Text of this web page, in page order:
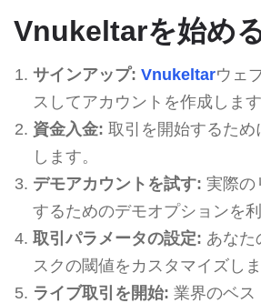
Vnukeltarを始め
サインアップ: Vnukeltarウェ
スしてアカウントを作成します
資金入金: 取引を開始するた
します。
デモアカウントを試す: 実際の
するためのデモオプションを利
取引パラメータの設定: あなた
スクの閾値をカスタマイズしま
ライブ取引を開始: 業界のベス